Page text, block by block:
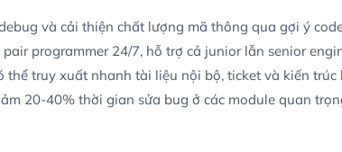
và cải thiện chất lượng mã thông qua gợi ý
programmer 24/7, hỗ trợ cả junior lẫn senior
truy xuất nhanh tài liệu nội bộ, ticket và kiến
20-40% thời gian sửa bug ở các module quan